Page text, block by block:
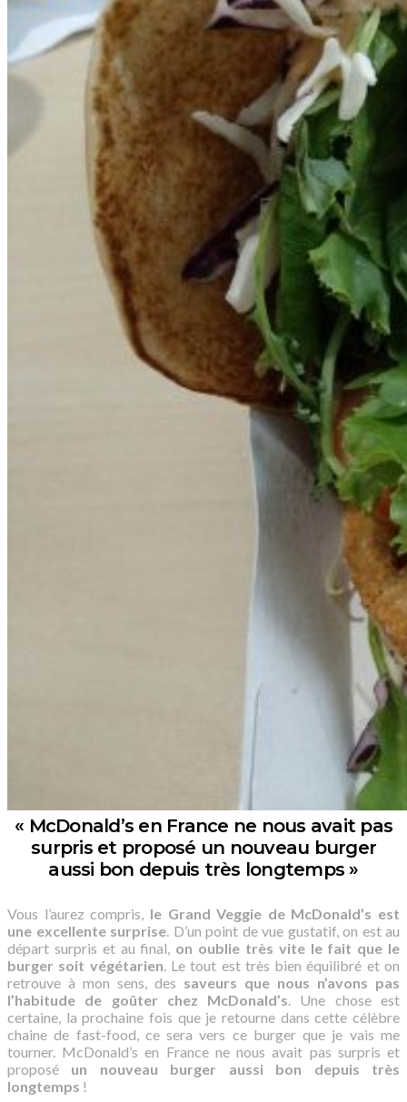
« McDonald’s en France ne nous avait pas
surpris et proposé un nouveau burger
aussi bon depuis très longtemps »
Vous l’aurez compris, le Grand Veggie de McDonald’s est
une excellente surprise. D’un point de vue gustatif, on est au
départ surpris et au final, on oublie très vite le fait que le
burger soit végétarien. Le tout est très bien équilibré et on
retrouve à mon sens, des saveurs que nous n’avons pas
l’habitude de goûter chez McDonald’s. Une chose est
certaine, la prochaine fois que je retourne dans cette célèbre
chaine de fast-food, ce sera vers ce burger que je vais me
tourner. McDonald’s en France ne nous avait pas surpris et
proposé un nouveau burger aussi bon depuis très
longtemps !